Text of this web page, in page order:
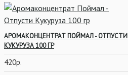
АРОМАКОНЦЕНТРАТ ПОЙМАЛ - ОТПУСТИ
КУКУРУЗА 100 ГР
420р.